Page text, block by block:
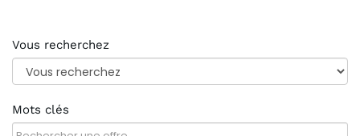
Vous recherchez
Mots clés